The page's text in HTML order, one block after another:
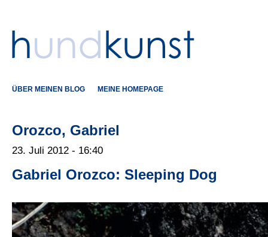
ÜBER MEINEN BLOG MEINE HOMEPAGE
Orozco, Gabriel
23. Juli 2012 - 16:40
Gabriel Orozco: Sleeping Dog